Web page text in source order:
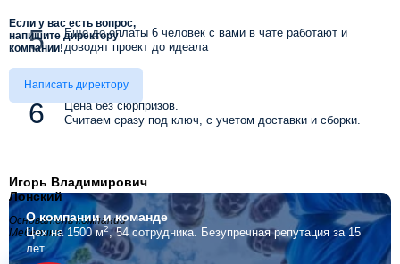
Еще до оплаты 6 человек с вами в чате работают и
доводят проект до идеала
Цена без сюрпризов.
Считаем сразу под ключ, с учетом доставки и сборки.
Если у вас есть вопрос,
напишите директору
компании!
Написать директору
Игорь Владимирович
Лонский
Основатель компании
Мебелино
О компаниии команде
Цех на 1500 м2, 54 сотрудника. Безупречная репутация за 15
лет.